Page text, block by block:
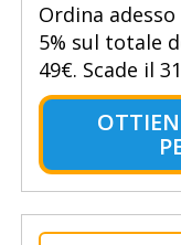
Ordina
5% sul totale
49€. Scade il